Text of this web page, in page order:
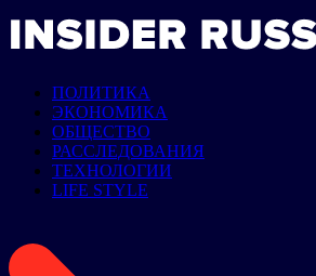
ПОЛИТИКА
ЭКОНОМИКА
ОБЩЕСТВО
РАССЛЕДОВАНИЯ
ТЕХНОЛОГИИ
LIFE STYLE